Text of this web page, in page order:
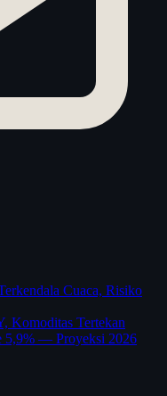
Cuaca, Risiko
Komoditas Tertekan
5,9% — Proyeksi 2026